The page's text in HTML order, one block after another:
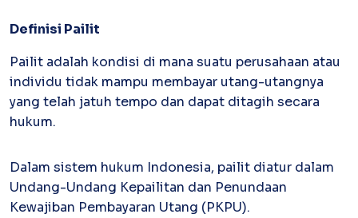
PAPERCARD
Satu kartu untuk bisnis & personal
Paper Horizon Card
Enterprise
Supplier Portal
Solusi invoice-to-pay anti ribet
Definisi Pailit
Pailit adalah kondisi di mana suatu perusahaan atau
individu tidak mampu membayar utang-utangnya
yang telah jatuh tempo dan dapat ditagih secara
hukum.
Dalam sistem hukum Indonesia, pailit diatur dalam
Undang-Undang Kepailitan dan Penundaan
Kewajiban Pembayaran Utang (PKPU).